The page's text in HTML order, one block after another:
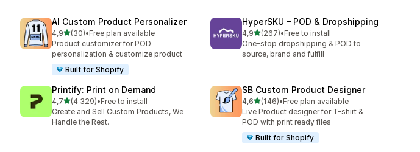
AI Custom Product Personalizer
4,9z 5 hvězd
(30)
Celkový počet recenzí: 30
•Free plan available
Product customizer for POD
personalization & customize product
Built for Shopify
HyperSKU – POD & Dropshipping
4,9z 5 hvězd
(267)
Celkový počet recenzí: 267
•Free to install
One-stop dropshipping & POD to
source, brand and fulfill
Printify: Print on Demand
4,7z 5 hvězd
(4 329)
Celkový počet recenzí: 4329
•Free to install
Create and Sell Custom Products, We
Handle the Rest.
SB Custom Product Designer
4,6z 5 hvězd
(146)
Celkový počet recenzí: 146
•Free plan available
Live Product designer for T-shirt &
POD with print ready files
Built for Shopify